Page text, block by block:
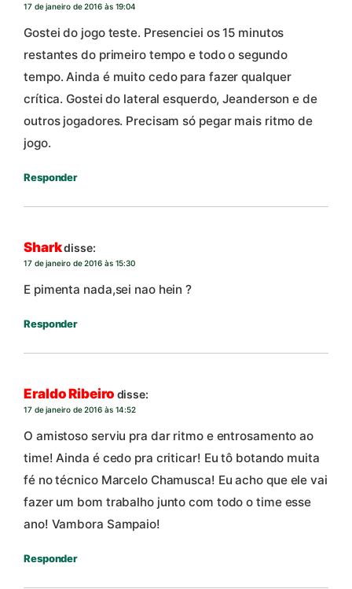
17 de janeiro de 2016 às 19:04
Gostei do jogo teste. Presenciei os 15 minutos
restantes do primeiro tempo e todo o segundo
tempo. Ainda é muito cedo para fazer qualquer
crítica. Gostei do lateral esquerdo, Jeanderson e de
outros jogadores. Precisam só pegar mais ritmo de
jogo.
Responder
Sharkdisse:
17 de janeiro de 2016 às 15:30
E pimenta nada,sei nao hein ?
Responder
Eraldo Ribeiro disse:
17 de janeiro de 2016 às 14:52
O amistoso serviu pra dar ritmo e entrosamento ao
time! Ainda é cedo pra criticar! Eu tô botando muita
fé no técnico Marcelo Chamusca! Eu acho que ele vai
fazer um bom trabalho junto com todo o time esse
ano! Vambora Sampaio!
Responder